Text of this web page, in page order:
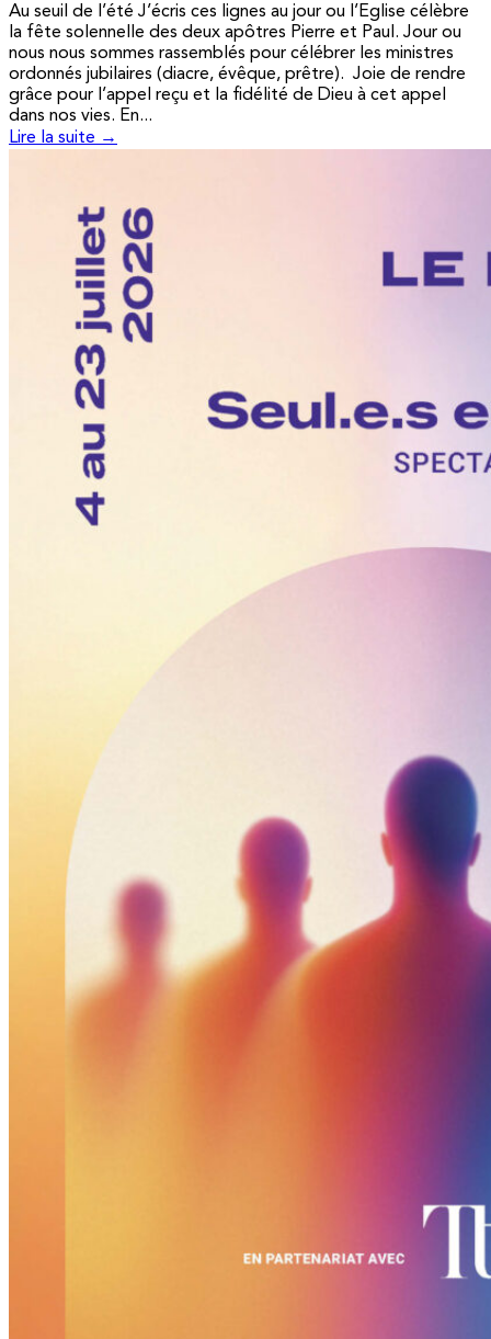
Au seuil de l’été J’écris ces lignes au jour ou l’Eglise célèbre
la fête solennelle des deux apôtres Pierre et Paul. Jour ou
nous nous sommes rassemblés pour célébrer les ministres
ordonnés jubilaires (diacre, évêque, prêtre). Joie de rendre
grâce pour l’appel reçu et la fidélité de Dieu à cet appel
dans nos vies. En...
Lire la suite →